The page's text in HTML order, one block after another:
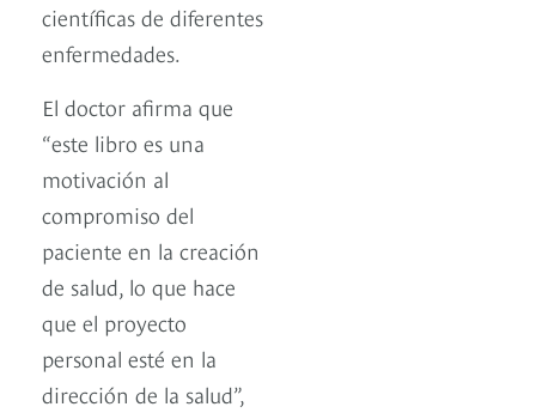
científicas de diferentes
enfermedades.
El doctor afirma que
“este libro es una
motivación al
compromiso del
paciente en la creación
de salud, lo que hace
que el proyecto
personal esté en la
dirección de la salud”,